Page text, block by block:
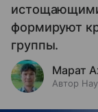
формируют
группы.
Марат
Автор